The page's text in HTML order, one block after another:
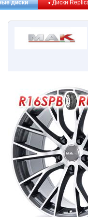
диски Диски